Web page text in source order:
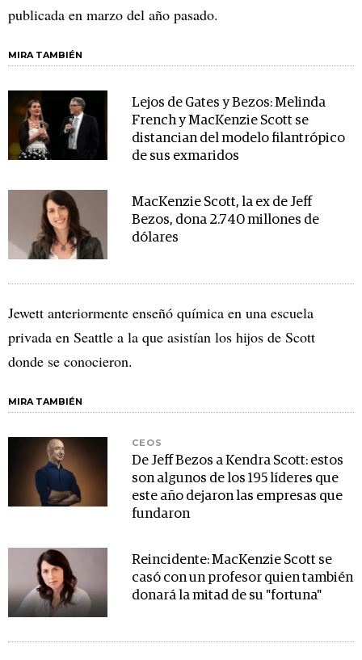
publicada en marzo del año pasado.
MIRA TAMBIÉN
Lejos de Gates y Bezos: Melinda
French y MacKenzie Scott se
distancian del modelo filantrópico
de sus exmaridos
MacKenzie Scott, la ex de Jeff
Bezos, dona 2.740 millones de
dólares
Jewett anteriormente enseñó química en una escuela
privada en Seattle a la que asistían los hijos de Scott
donde se conocieron.
MIRA TAMBIÉN
CEOS
De Jeff Bezos a Kendra Scott: estos
son algunos de los 195 líderes que
este año dejaron las empresas que
fundaron
Reincidente: MacKenzie Scott se
casó con un profesor quien también
donará la mitad de su "fortuna"